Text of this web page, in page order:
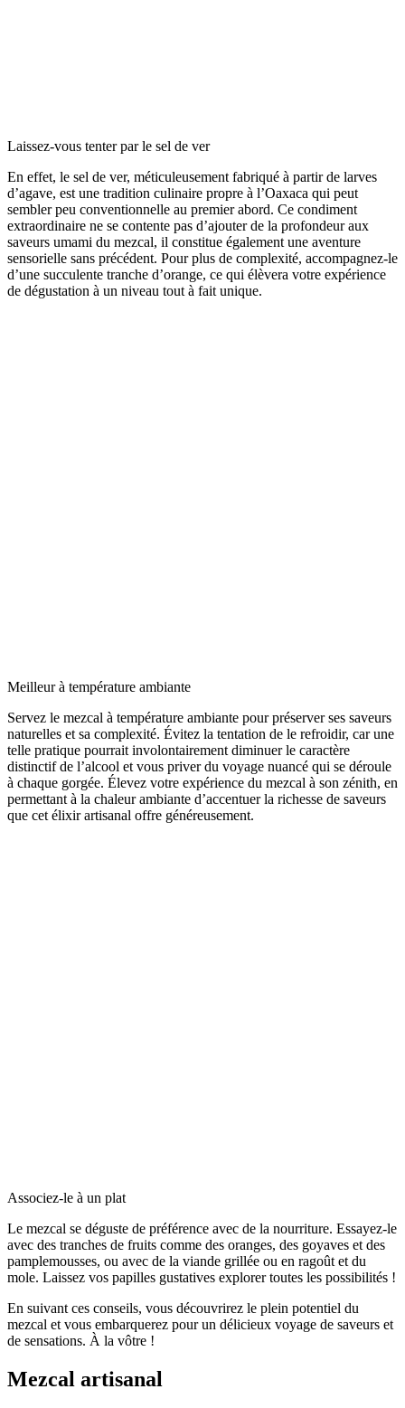
Laissez-vous tenter par le sel de ver
En effet, le sel de ver, méticuleusement fabriqué à partir de larves
d’agave, est une tradition culinaire propre à l’Oaxaca qui peut
sembler peu conventionnelle au premier abord. Ce condiment
extraordinaire ne se contente pas d’ajouter de la profondeur aux
saveurs umami du mezcal, il constitue également une aventure
sensorielle sans précédent. Pour plus de complexité, accompagnez-le
d’une succulente tranche d’orange, ce qui élèvera votre expérience
de dégustation à un niveau tout à fait unique.
Meilleur à température ambiante
Servez le mezcal à température ambiante pour préserver ses saveurs
naturelles et sa complexité. Évitez la tentation de le refroidir, car une
telle pratique pourrait involontairement diminuer le caractère
distinctif de l’alcool et vous priver du voyage nuancé qui se déroule
à chaque gorgée. Élevez votre expérience du mezcal à son zénith, en
permettant à la chaleur ambiante d’accentuer la richesse de saveurs
que cet élixir artisanal offre généreusement.
Associez-le à un plat
Le mezcal se déguste de préférence avec de la nourriture. Essayez-le
avec des tranches de fruits comme des oranges, des goyaves et des
pamplemousses, ou avec de la viande grillée ou en ragoût et du
mole. Laissez vos papilles gustatives explorer toutes les possibilités !
En suivant ces conseils, vous découvrirez le plein potentiel du
mezcal et vous embarquerez pour un délicieux voyage de saveurs et
de sensations. À la vôtre !
Mezcal artisanal